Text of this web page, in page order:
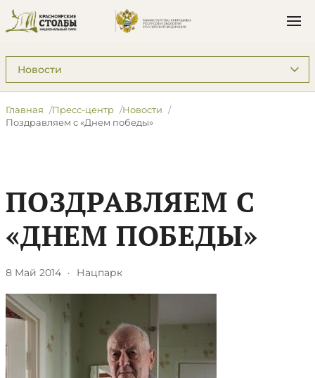
Подразделы: Пресс-центр
Главная Пресс-центр
Новости
Поздравляем с «Днем победы»
ПОЗДРАВЛЯЕМ С
«ДНЕМ ПОБЕДЫ»
8 Май 2014 · Нацпарк